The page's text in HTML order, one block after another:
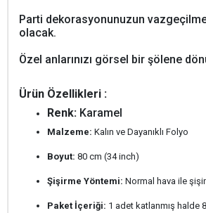
Parti dekorasyonunuzun
olacak.
Özel anlarınızı görsel bir şölene
Ürün Özellikleri :
Renk: Karamel
Malzeme: Kalın ve Dayanıklı Folyo
Boyut: 80 cm (34 inch)
Şişirme Yöntemi: Normal hava ile
Paket İçeriği: 1 adet katlanmış halde